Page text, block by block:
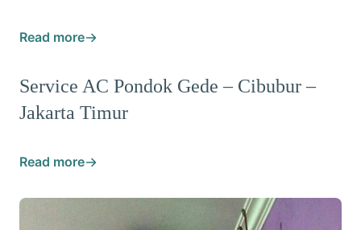
Read more
Service AC Pondok Gede – Cibubur –
Jakarta Timur
Read more